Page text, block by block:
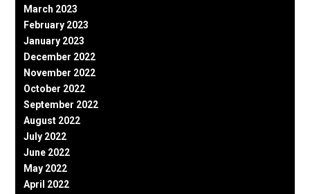
March 2023
February 2023
January 2023
December 2022
November 2022
October 2022
September 2022
August 2022
July 2022
June 2022
May 2022
April 2022